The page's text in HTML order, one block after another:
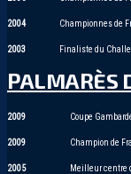
2004 Championnes de
2003 Finaliste du
PALMARÈS
2009 Coupe
2009 Champion de
2005 Meilleur centre